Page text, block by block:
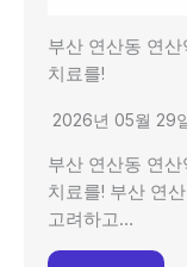
부산 연산동 연
치료를!
2026년 05월 29
부산 연산동 연
치료를! 부산 연
고려하고…